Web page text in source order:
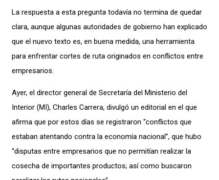
La respuesta a esta pregunta todavía no termina de quedar
clara, aunque algunas autoridades de gobierno han explicado
que el nuevo texto es, en buena medida, una herramienta
para enfrentar cortes de ruta originados en conflictos entre
empresarios.
Ayer, el director general de Secretaría del Ministerio del
Interior (MI), Charles Carrera, divulgó un editorial en el que
afirma que por estos días se registraron “conflictos que
estaban atentando contra la economía nacional”, que hubo
“disputas entre empresarios que no permitían realizar la
cosecha de importantes productos; así como buscaron